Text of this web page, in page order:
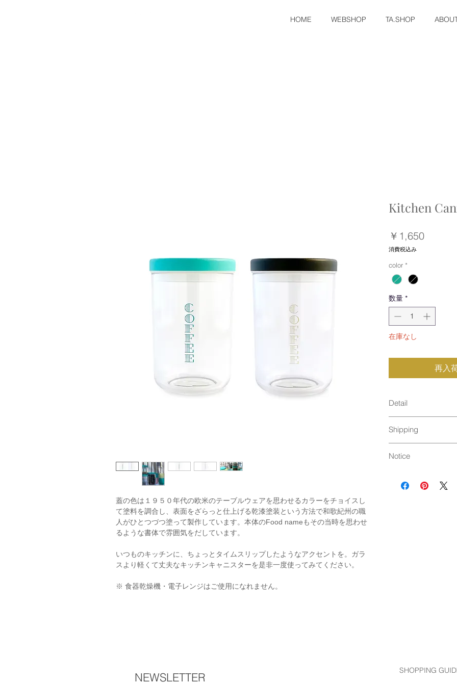
HOME WEBSHOP TA.SHOP
蓋の色は１９５０年代の欧米のテーブルウェアを思わせるカラーをチョイスし
て塗料を調合し、表面をざらっと仕上げる乾漆塗装という方法で和歌紀州の職
人がひとつづつ塗って製作しています。本体のFood nameもその当時を思わせ
るような書体で雰囲気をだしています。
いつものキッチンに、ちょっとタイムスリップしたようなアクセントを。ガラ
スより軽くて丈夫なキッチンキャニスターを是非一度使ってみてください。
※ 食器乾燥機・電子レンジはご使用になれません。
Kitchen
￥1,650価
消費税込み
color *
数量 *
在庫なし
再入
Detail
material : 合成漆器
本体 AS樹脂 / -
フタ・上部 ABS
Shipping
Notice
レモンなど柑橘
NEWSLETTER SHOPPING